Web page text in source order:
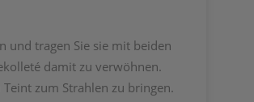
und tragen Sie sie mit beiden
damit zu verwöhnen.
zum Strahlen zu bringen.